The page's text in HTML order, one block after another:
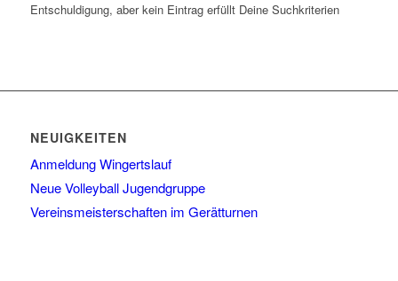
Entschuldigung, aber kein Eintrag erfüllt Deine Suchkriterien
NEUIGKEITEN
Anmeldung Wingertslauf
Neue Volleyball Jugendgruppe
Vereinsmeisterschaften im Gerätturnen